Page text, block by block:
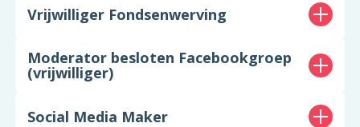
Vrijwilliger Fondsenwerving
Moderator besloten Facebookgroep
(vrijwilliger)
Social Media Maker